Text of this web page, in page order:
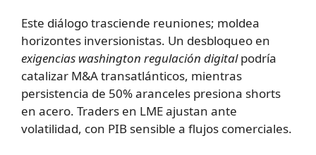
Este diálogo trasciende reuniones; moldea
horizontes inversionistas. Un desbloqueo en
exigencias washington regulación digitalpodría
catalizar M&A transatlánticos, mientras
persistencia de 50% aranceles presiona shorts
en acero. Traders en LME ajustan ante
volatilidad, con PIB sensible a flujos comerciales.